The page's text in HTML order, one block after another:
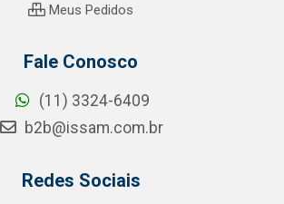
Meus Pedidos
Fale Conosco
(11) 3324-6409
b2b@issam.com.br
Redes Sociais